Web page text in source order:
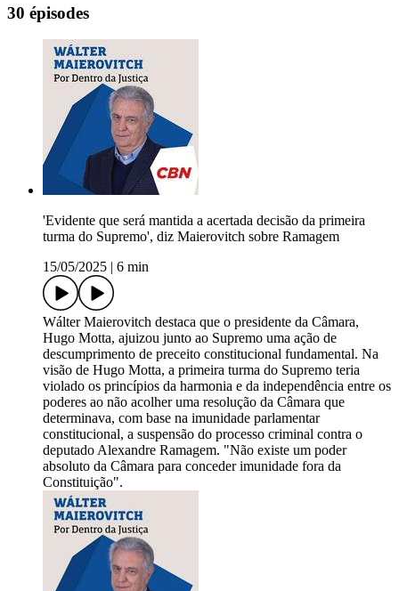
30 épisodes
'Evidente que será mantida a acertada decisão da primeira
turma do Supremo', diz Maierovitch sobre Ramagem
15/05/2025
6 min
Wálter Maierovitch destaca que o presidente da Câmara,
Hugo Motta, ajuizou junto ao Supremo uma ação de
descumprimento de preceito constitucional fundamental. Na
visão de Hugo Motta, a primeira turma do Supremo teria
violado os princípios da harmonia e da independência entre os
poderes ao não acolher uma resolução da Câmara que
determinava, com base na imunidade parlamentar
constitucional, a suspensão do processo criminal contra o
deputado Alexandre Ramagem. "Não existe um poder
absoluto da Câmara para conceder imunidade fora da
Constituição".